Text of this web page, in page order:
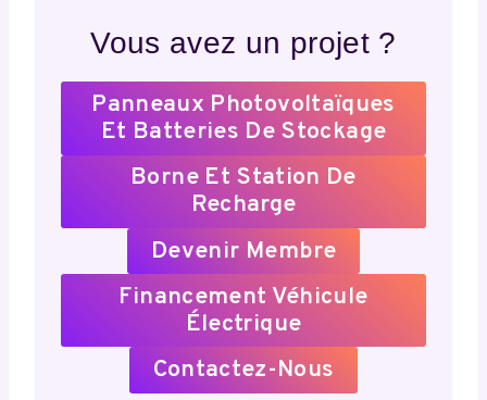
Vous avez un projet ?
Panneaux Photovoltaïques
Et Batteries De Stockage
Borne Et Station De
Recharge
Devenir Membre
Financement Véhicule
Électrique
Contactez-Nous